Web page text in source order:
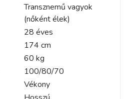
Transznemű vagyok
(nőként élek)
28 éves
174 cm
60 kg
100/80/70
Vékony